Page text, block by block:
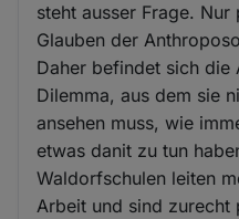
steht ausser Frage.
Glauben der
Daher befindet sich die
Dilemma, aus dem sie
ansehen muss, wie
etwas danit zu tun
Waldorfschulen leiten
Arbeit und sind zurecht